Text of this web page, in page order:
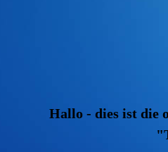
Hallo - dies ist die